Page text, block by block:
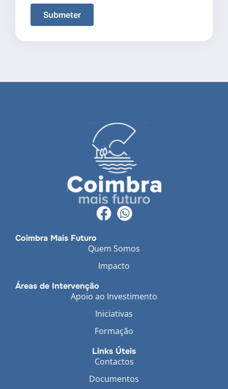
Coimbra Mais Futuro
Quem Somos
Impacto
Áreas de Intervenção
Apoio ao Investimento
Iniciativas
Formação
Links Úteis
Contactos
Documentos